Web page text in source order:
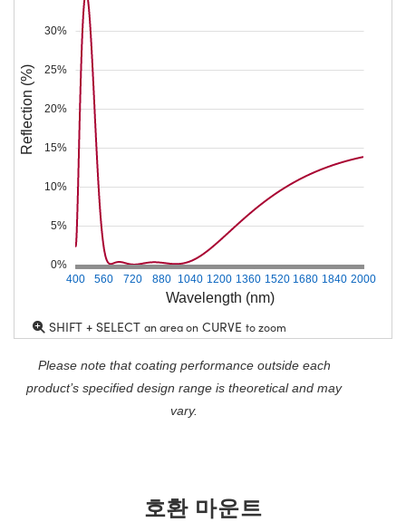
Wavelength (nm)
400 560 720 880 1040 1200 1360 1520 1680 1840 2000
0%
5%
10%
15%
20%
25%
30%
Reflection (%)
SHIFT + SELECT an area on CURVE to zoom
Please note that coating performance outside each
product’s specified design range is theoretical and may
vary.
호환 마운트